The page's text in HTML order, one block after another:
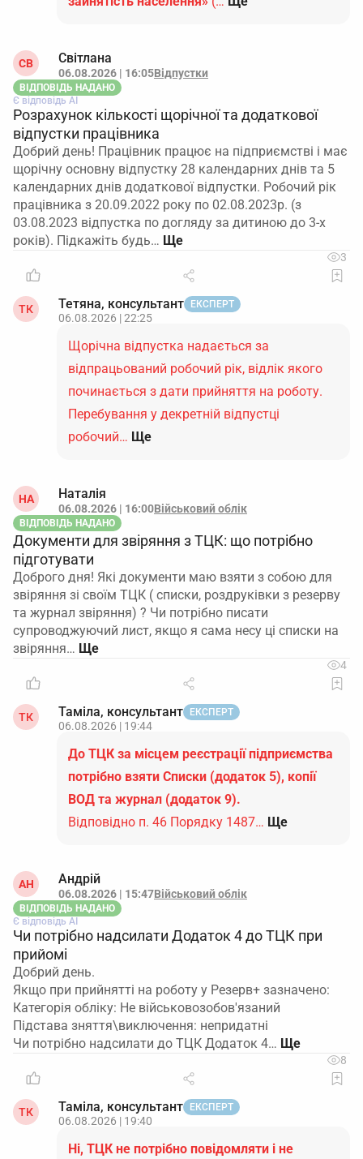
СВ Світлана
06.08.2026 | 16:05Відпустки
ВІДПОВІДЬ НАДАНО
Є відповідь АІ
Розрахунок кількості щорічної та додаткової
відпустки працівника
Добрий день! Працівник працює на підприємстві і має
щорічну основну відпустку 28 календарних днів та 5
календарних днів додаткової відпустки. Робочий рік
працівника з 20.09.2022 року по 02.08.2023р. (з
03.08.2023 відпустка по догляду за дитиною до 3-х
років). Підкажіть будь…
3
ТК Тетяна, консультант ЕКСПЕРТ
06.08.2026 | 22:25
Щорічна відпустка надається за
відпрацьований робочий рік, відлік якого
починається з дати прийняття на роботу.
Перебування у декретній відпустці
робочий… Ще
НА Наталія
06.08.2026 | 16:00Військовий облік
ВІДПОВІДЬ НАДАНО
Документи для звіряння з ТЦК: що потрібно
підготувати
Доброго дня! Які документи маю взяти з собою для
звіряння зі своїм ТЦК ( списки, роздруківки з резерву
та журнал звіряння) ? Чи потрібно писати
супроводжуючий лист, якщо я сама несу ці списки на
звіряння…
4
ТК Таміла, консультант ЕКСПЕРТ
06.08.2026 | 19:44
До ТЦК за місцем реєстрації підприємства
потрібно взяти Списки (додаток 5), копії
ВОД та журнал (додаток 9).
Відповідно п. 46 Порядку 1487… Ще
АН Андрій
06.08.2026 | 15:47Військовий облік
ВІДПОВІДЬ НАДАНО
Є відповідь АІ
Чи потрібно надсилати Додаток 4 до ТЦК при
прийомі
Добрий день.
Якщо при прийнятті на роботу у Резерв+ зазначено:
Категорія обліку: Не військовозобов'язаний
Підстава зняття\виключення: непридатні
Чи потрібно надсилати до ТЦК Додаток 4…
8
ТК Таміла, консультант ЕКСПЕРТ
06.08.2026 | 19:40
Ні, ТЦК не потрібно повідомляти і не